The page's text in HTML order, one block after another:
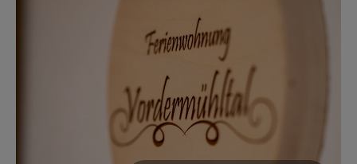
Parcheggio gratuito
Parcheggio coperto per bici